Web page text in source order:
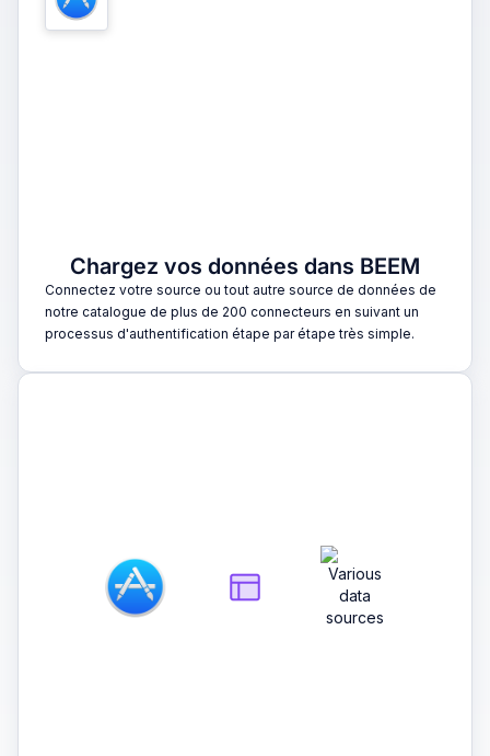
Chargez vos données dans BEEM
Connectez votre source ou tout autre source de données de
notre catalogue de plus de 200 connecteurs en suivant un
processus d'authentification étape par étape très simple.